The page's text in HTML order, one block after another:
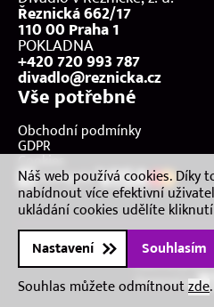
Řeznická 662/17
110 00 Praha 1
POKLADNA
+420 720 993 787
divadlo@reznicka.cz
Vše potřebné
Obchodní podmínky
GDPR
Cookies
2026 © Divadlo v
Všechna práva
Powered by
Náš web používá cookies. Díky
nabídnout více efektivní
ukládání cookies udělíte
Nastavení
Souhlasím
Souhlas můžete odmítnoutzde.